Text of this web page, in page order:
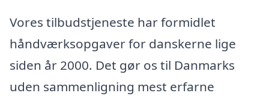
Vores tilbudstjeneste har formidlet
håndværksopgaver for danskerne lige
siden år 2000. Det gør os til Danmarks
uden sammenligning mest erfarne